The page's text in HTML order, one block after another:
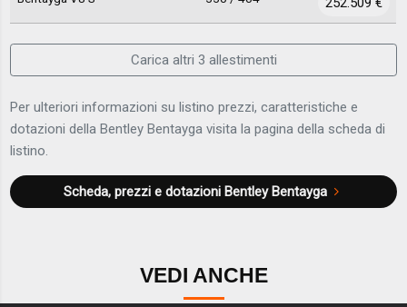
Carica altri 3 allestimenti
Per ulteriori informazioni su listino prezzi, caratteristiche e
dotazioni della Bentley Bentayga visita la pagina della scheda di
listino.
Scheda, prezzi e dotazioni Bentley Bentayga
VEDI ANCHE